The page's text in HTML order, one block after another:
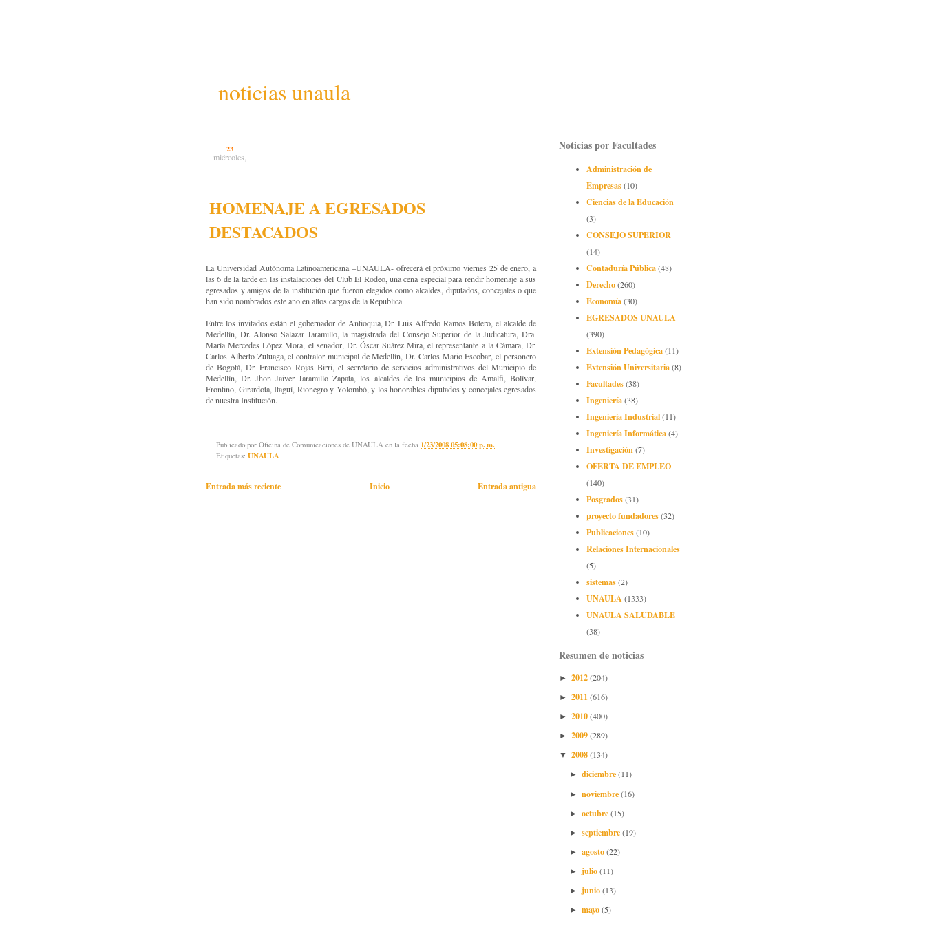
noticias unaula
23
miércoles,
HOMENAJE A EGRESADOS
DESTACADOS
La Universidad Autónoma Latinoamericana –UNAULA- ofrecerá el próximo viernes 25 de enero, a
las 6 de la tarde en las instalaciones del Club El Rodeo, una cena especial para rendir homenaje a sus
egresados y amigos de la institución que fueron elegidos como alcaldes, diputados, concejales o que
han sido nombrados este año en altos cargos de la Republica.
Entre los invitados están el gobernador de Antioquia, Dr. Luis Alfredo Ramos Botero, el alcalde de
Medellín, Dr. Alonso Salazar Jaramillo, la magistrada del Consejo Superior de la Judicatura, Dra.
María Mercedes López Mora, el senador, Dr. Óscar Suárez Mira, el representante a la Cámara, Dr.
Carlos Alberto Zuluaga, el contralor municipal de Medellín, Dr. Carlos Mario Escobar, el personero
de Bogotá, Dr. Francisco Rojas Birri, el secretario de servicios administrativos del Municipio de
Medellín, Dr. Jhon Jaiver Jaramillo Zapata, los alcaldes de los municipios de Amalfi, Bolívar,
Frontino, Girardota, Itaguí, Rionegro y Yolombó, y los honorables diputados y concejales egresados
de nuestra Institución.
Publicado por Oficina de Comunicaciones de UNAULA en la fecha 1/23/2008 05:08:00 p. m.
Etiquetas: UNAULA
Entrada más reciente Entrada antigua
Inicio
Noticias por Facultades
Administración de
Empresas(10)
Ciencias de la Educación
(3)
CONSEJO SUPERIOR
(14)
Contaduría Pública(48)
Derecho(260)
Economía(30)
EGRESADOS UNAULA
(390)
Extensión Pedagógica(11)
Extensión Universitaria(8)
Facultades(38)
Ingeniería(38)
Ingeniería Industrial(11)
Ingeniería Informática(4)
Investigación(7)
OFERTA DE EMPLEO
(140)
Posgrados(31)
proyecto fundadores(32)
Publicaciones(10)
Relaciones Internacionales
(5)
sistemas(2)
UNAULA(1333)
UNAULA SALUDABLE
(38)
Resumen de noticias
► 2012(204)
► 2011(616)
► 2010(400)
► 2009(289)
▼ 2008(134)
► diciembre(11)
► noviembre(16)
► octubre(15)
► septiembre(19)
► agosto(22)
► julio(11)
► junio(13)
► mayo(5)